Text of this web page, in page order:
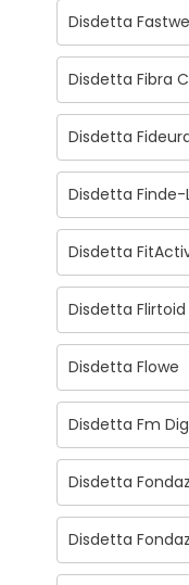
Disdetta
Disdetta Fibra
Disdetta
Disdetta Finde-
Disdetta
Disdetta Flirtoid
Disdetta Flowe
Disdetta Fm
Disdetta
Disdetta